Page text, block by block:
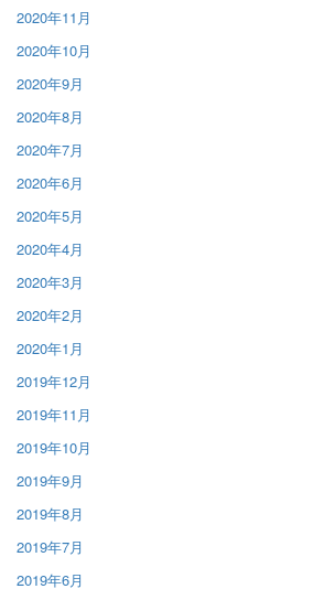
2020年11月
2020年10月
2020年9月
2020年8月
2020年7月
2020年6月
2020年5月
2020年4月
2020年3月
2020年2月
2020年1月
2019年12月
2019年11月
2019年10月
2019年9月
2019年8月
2019年7月
2019年6月